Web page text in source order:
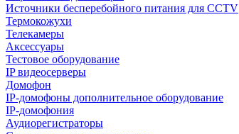
Источники бесперебойного питания для CCTV
Термокожухи
Телекамеры
Аксессуары
Тестовое оборудование
IP видеосерверы
Домофон
IP-домофоны дополнительное оборудование
IP-домофония
Аудиорегистраторы